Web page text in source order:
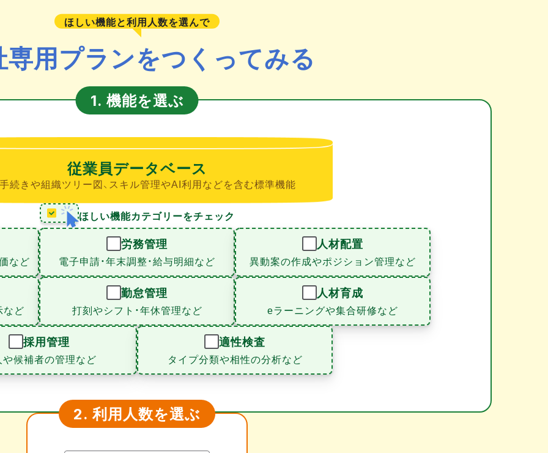
ほしい機能と利用人数を選んで
専用プランをつくってみる
1. 機能を選ぶ
従業員データベース
続きや組織ツリー図、スキル管理やAI利用などを含む標準機能
ほしい機能カテゴリーをチェック
など
労務管理
電子申請・年末調整・給与明細など
人材配置
異動案の作成やポジション管理など
など
勤怠管理
打刻やシフト・年休管理など
人材育成
eラーニングや集合研修など
採用管理
候補者の管理など
適性検査
タイプ分類や相性の分析など
2. 利用人数を選ぶ